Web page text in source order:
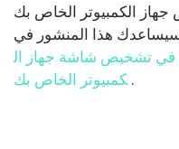
الكمبيوتر الخاص بك
هذا المنشور في
في تشخيص شاشة جهاز ال
كمبيوتر الخاص بك.